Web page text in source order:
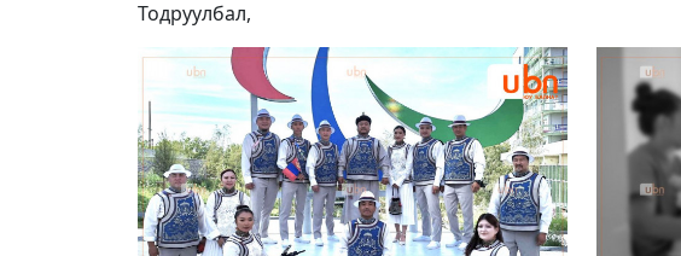
Тодруулбал,